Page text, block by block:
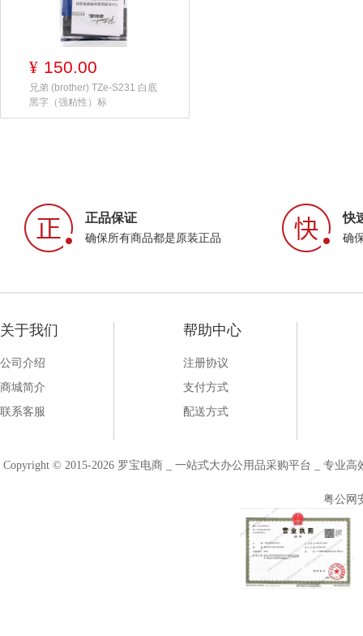
¥ 150.00
兄弟 (brother) TZe-S231 白底
黑字（强粘性）标
正品保证
确保所有商品都是原装正品
快
确
关于我们
公司介绍
商城简介
联系客服
帮助中心
注册协议
支付方式
配送方式
Copyright © 2015-2026 罗宝电商 _ 一站式大办公用品采购平台 _ 专业
粤公网